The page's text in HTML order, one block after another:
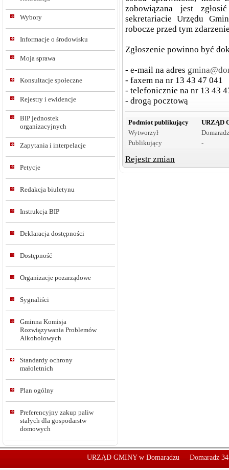
Wybory
Informacje o środowisku
Moja sprawa
Konsultacje społeczne
Rejestry i ewidencje
BIP jednostek
organizacyjnych
Zapytania i interpelacje
Petycje
Redakcja biuletynu
Instrukcja BIP
Deklaracja dostępności
Dostępność
Organizacje pozarządowe
Sygnaliści
Gminna Komisja
Rozwiązywania Problemów
Alkoholowych
Standardy ochrony
małoletnich
Plan ogólny
Preferencyjny zakup paliw
stałych dla gospodarstw
domowych
zobowiązana jest
sekretariacie Urzędu
robocze przed tym
Zgłoszenie powinno być
- e-mail na adres
- faxem na nr 13 43 47 041
- telefonicznie na nr 13 43
- drogą pocztową
Podmiot publikujący
URZĄD
Wytworzył
Publikujący
-
Rejestr zmian
URZĄD GMINY w Domaradzu Domaradz